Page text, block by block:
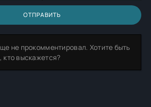
ОТПРАВИТЬ
не прокомментировал. Хотите быть
кто выскажется?